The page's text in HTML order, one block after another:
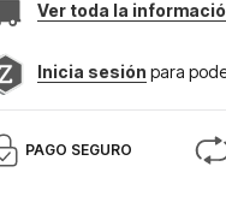
Ver toda la
Inicia sesión para
PAGO SEGURO